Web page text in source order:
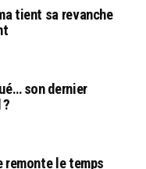
tient sa revanche
son dernier
remonte le temps